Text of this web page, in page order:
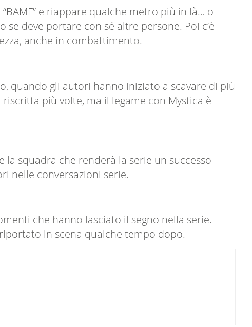
e riappare qualche metro più in là… o
deve portare con sé altre persone. Poi c’è
anche in combattimento.
quando gli autori hanno iniziato a scavare di più
più volte, ma il legame con Mystica è
squadra che renderà la serie un successo
nelle conversazioni serie.
che hanno lasciato il segno nella serie.
in scena qualche tempo dopo.